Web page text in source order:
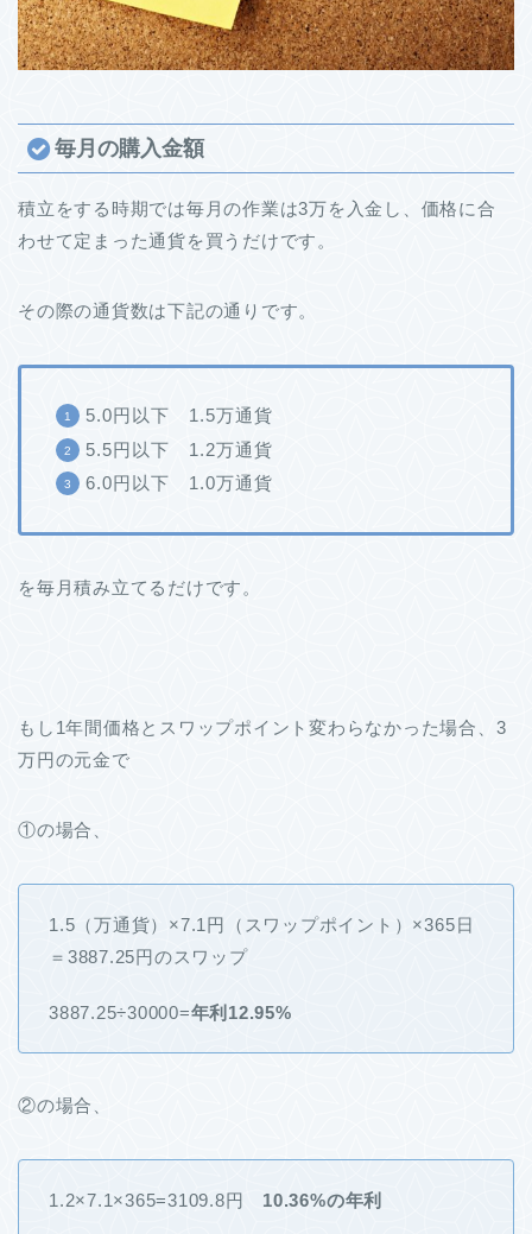
毎月の購入金額
積立をする時期では毎月の作業は3万を入金し、価格に合
わせて定まった通貨を買うだけです。
その際の通貨数は下記の通りです。
5.0円以下 1.5万通貨
5.5円以下 1.2万通貨
6.0円以下 1.0万通貨
を毎月積み立てるだけです。
もし1年間価格とスワップポイント変わらなかった場合、3
万円の元金で
①の場合、
1.5（万通貨）×7.1円（スワップポイント）×365日
＝3887.25円のスワップ
3887.25÷30000=年利12.95%
②の場合、
1.2×7.1×365=3109.8円 10.36%の年利